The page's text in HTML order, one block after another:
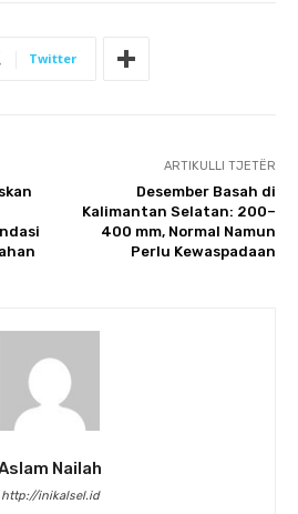
Twitter
ARTIKULLI TJETËR
Desember Basah di
Kalimantan Selatan: 200–
400 mm, Normal Namun
Perlu Kewaspadaan
Nailah
http://inikalsel.id